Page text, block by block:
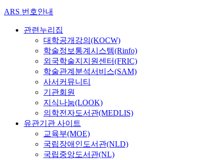
ARS 번호안내
관련누리집
대학공개강의(KOCW)
학술정보통계시스템(Rinfo)
외국학술지지원센터(FRIC)
학술관계분석서비스(SAM)
사서커뮤니티
기관회원
지식나눔(LOOK)
의학전자도서관(MEDLIS)
유관기관 사이트
교육부(MOE)
국립장애인도서관(NLD)
국립중앙도서관(NL)